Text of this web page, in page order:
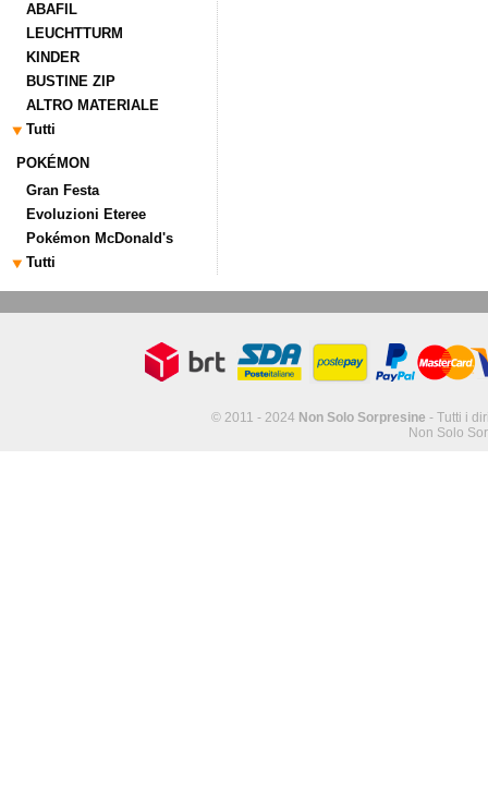
ABAFIL
LEUCHTTURM
KINDER
BUSTINE ZIP
ALTRO MATERIALE
Tutti
POKÉMON
Gran Festa
Evoluzioni Eteree
Pokémon McDonald's
Tutti
© 2011 - 2024 Non Solo Sorpresine - Tutti i
Non Solo